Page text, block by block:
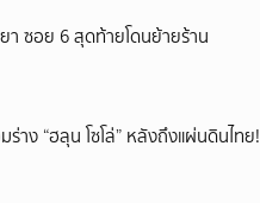
า ซอย 6 สุดท้ายโดนย้ายร้าน
าง “ฮลุน โซโล่” หลังถึงแผ่นดินไทย!